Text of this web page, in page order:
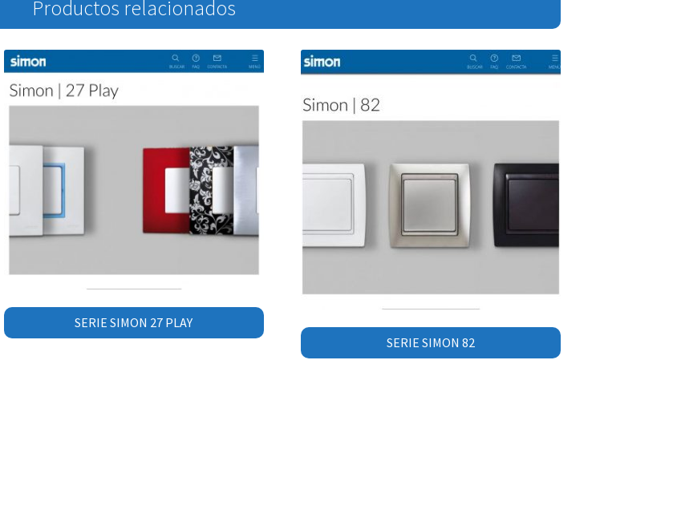
Productos relacionados
SERIE SIMON 27 PLAY
SERIE SIMON 82